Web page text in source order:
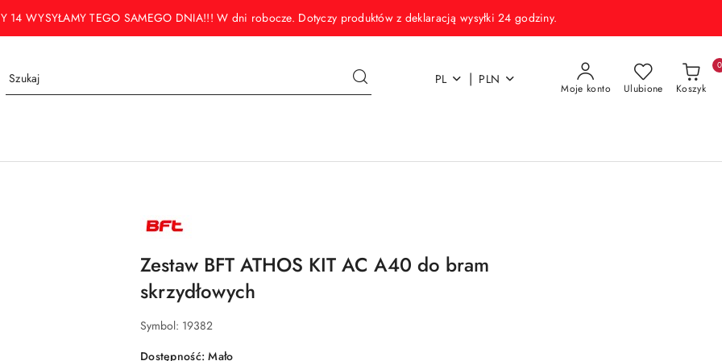
14 WYSYŁAMY TEGO SAMEGO DNIA!!! W dni robocze. Dotyczy produktów z deklaracją wysyłki 24 godziny.
PL | PLN
Moje konto Ulubione Koszyk
0
NAZWA
PRODUCENTA:
Zestaw BFT ATHOS KIT AC A40 do bram
skrzydłowych
Symbol: 19382
Dostępność:Mało